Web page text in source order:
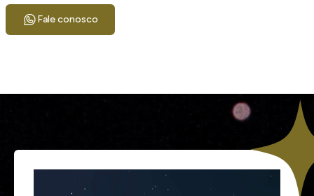
Fale conosco